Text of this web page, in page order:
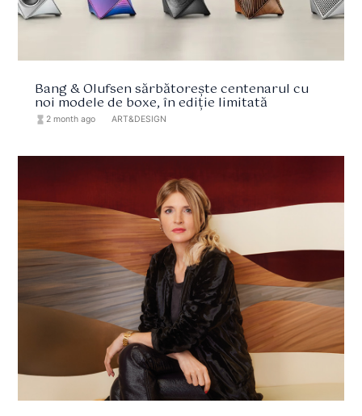
Bang & Olufsen sărbătorește centenarul cu
noi modele de boxe, în ediție limitată
hourglass_full 2 month ago ART&DESIGN